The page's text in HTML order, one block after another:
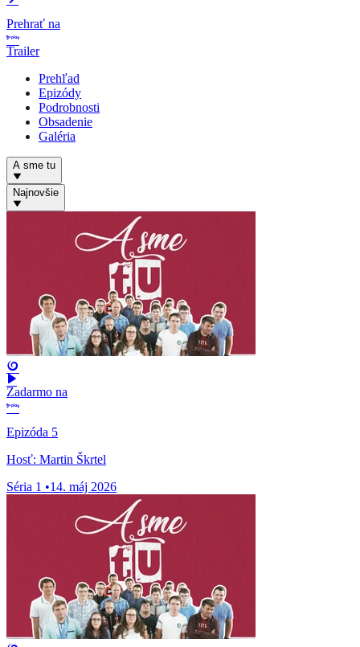
Prehrať na
Trailer
Prehľad
Epizódy
Podrobnosti
Obsadenie
Galéria
A sme tu
Najnovšie
Zadarmo na
Epizóda 5
Hosť: Martin Škrtel
Séria 1 •14. máj 2026